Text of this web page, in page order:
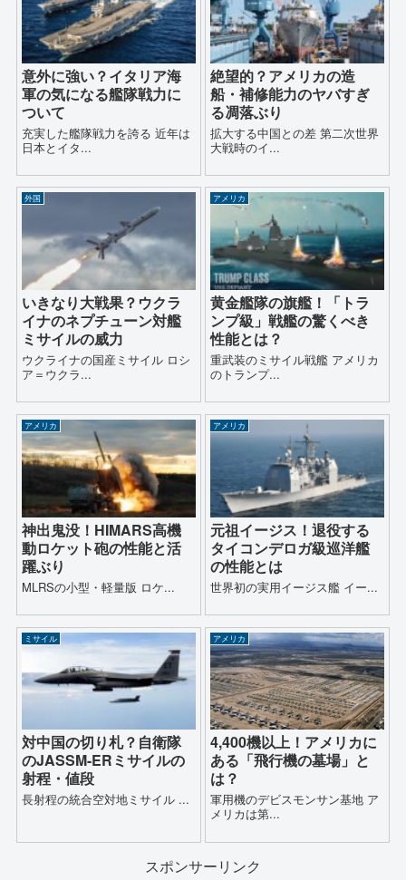
意外に強い？イタリア海
軍の気になる艦隊戦力に
ついて
充実した艦隊戦力を誇る 近年は
日本とイタ...
絶望的？アメリカの造
船・補修能力のヤバすぎ
る凋落ぶり
拡大する中国との差 第二次世界
大戦時のイ...
外国
いきなり大戦果？ウクラ
イナのネプチューン対艦
ミサイルの威力
ウクライナの国産ミサイル ロシ
ア＝ウクラ...
アメリカ
黄金艦隊の旗艦！「トラ
ンプ級」戦艦の驚くべき
性能とは？
重武装のミサイル戦艦 アメリカ
のトランプ...
アメリカ
神出鬼没！HIMARS高機
動ロケット砲の性能と活
躍ぶり
MLRSの小型・軽量版 ロケ...
アメリカ
元祖イージス！退役する
タイコンデロガ級巡洋艦
の性能とは
世界初の実用イージス艦 イー...
ミサイル
対中国の切り札？自衛隊
のJASSM-ERミサイルの
射程・値段
長射程の統合空対地ミサイル ...
アメリカ
4,400機以上！アメリカに
ある「飛行機の墓場」と
は？
軍用機のデビスモンサン基地 ア
メリカは第...
スポンサーリンク